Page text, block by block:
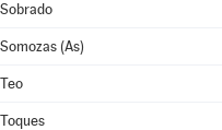
Sobrado
Somozas (As)
Teo
Toques